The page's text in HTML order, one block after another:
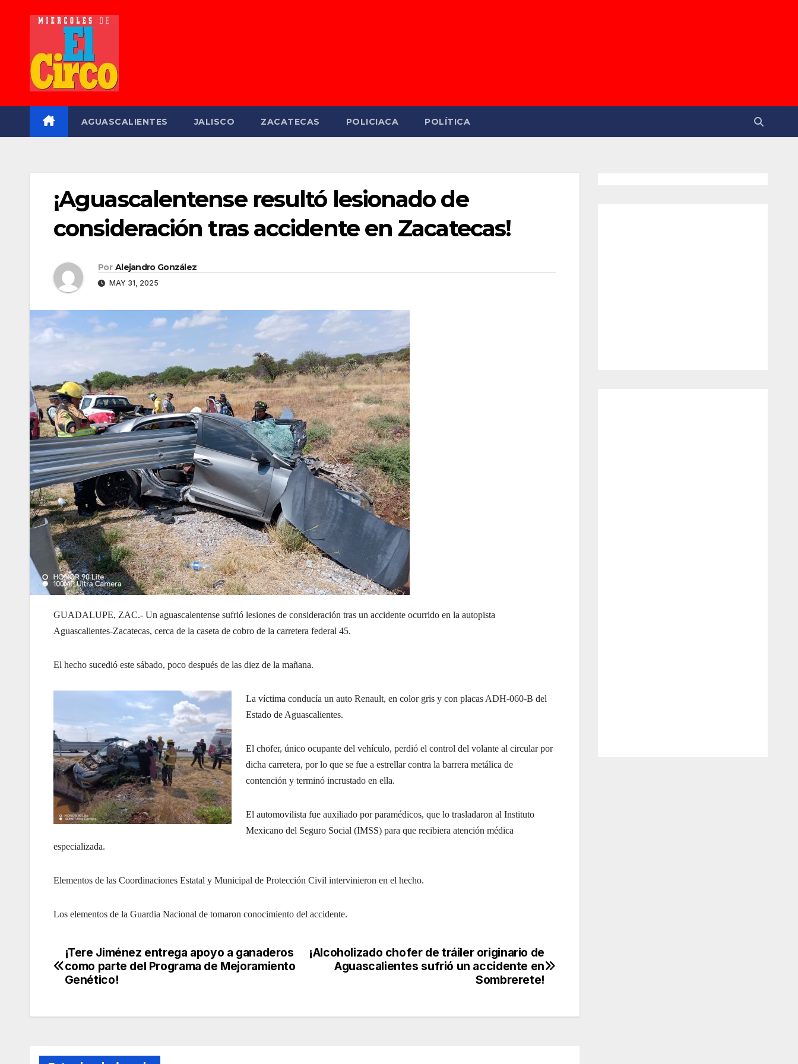
AGUASCALIENTES JALISCO ZACATECAS POLICIACA POLÍTICA
¡Aguascalentense resultó lesionado de
consideración tras accidente en Zacatecas!
Por Alejandro González
MAY 31, 2025
GUADALUPE, ZAC.- Un aguascalentense sufrió lesiones de consideración tras un accidente ocurrido en la autopista
Aguascalientes-Zacatecas, cerca de la caseta de cobro de la carretera federal 45.
El hecho sucedió este sábado, poco después de las diez de la mañana.
La víctima conducía un auto Renault, en color gris y con placas ADH-060-B del
Estado de Aguascalientes.
El chofer, único ocupante del vehículo, perdió el control del volante al circular por
dicha carretera, por lo que se fue a estrellar contra la barrera metálica de
contención y terminó incrustado en ella.
El automovilista fue auxiliado por paramédicos, que lo trasladaron al Instituto
Mexicano del Seguro Social (IMSS) para que recibiera atención médica
especializada.
Elementos de las Coordinaciones Estatal y Municipal de Protección Civil intervinieron en el hecho.
Los elementos de la Guardia Nacional de tomaron conocimiento del accidente.
Navegación
de
¡Alcoholizado chofer de tráiler originario de
Aguascalientes sufrió un accidente en
Sombrerete!
¡Tere Jiménez entrega apoyo a ganaderos
como parte del Programa de Mejoramiento
Genético!